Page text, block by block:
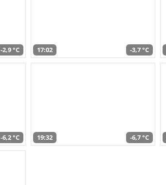
-2,9 °C 17:02 -3,7 °C
-6,2 °C 19:32 -6,7 °C